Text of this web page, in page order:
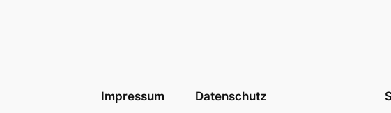
Impressum Datenschutz